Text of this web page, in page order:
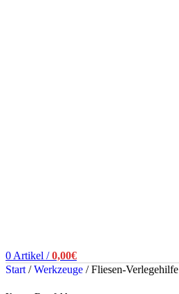
0 Artikel / 0,00€
Start / Werkzeuge / Fliesen-Verlegehilfe